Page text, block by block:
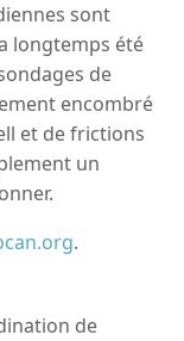
sont
longtemps été
de
encombré
et de frictions
un
.
de